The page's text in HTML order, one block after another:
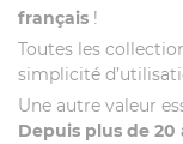
français !
Toutes les
simplicité
Une autre valeur
Depuis plus de 20